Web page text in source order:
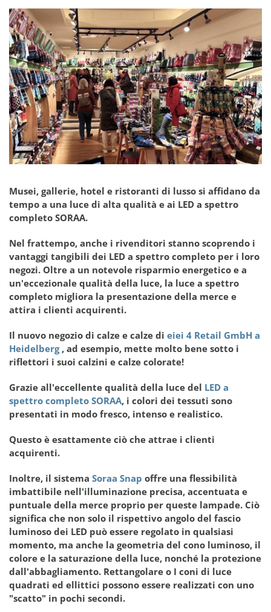
Musei, gallerie, hotel e ristoranti di lusso si affidano da
tempo a una luce di alta qualità e ai LED a spettro
completo SORAA.
Nel frattempo, anche i rivenditori stanno scoprendo i
vantaggi tangibili dei LED a spettro completo per i loro
negozi. Oltre a un notevole risparmio energetico e a
un'eccezionale qualità della luce, la luce a spettro
completo migliora la presentazione della merce e
attira i clienti acquirenti.
Il nuovo negozio di calze e calze di eiei 4 Retail GmbH a
Heidelberg, ad esempio, mette molto bene sotto i
riflettori i suoi calzini e calze colorate!
Grazie all'eccellente qualità della luce del LED a
spettro completo SORAA, i colori dei tessuti sono
presentati in modo fresco, intenso e realistico.
Questo è esattamente ciò che attrae i clienti
acquirenti.
Inoltre, il sistema Soraa Snap offre una flessibilità
imbattibile nell'illuminazione precisa, accentuata e
puntuale della merce proprio per queste lampade. Ciò
significa che non solo il rispettivo angolo del fascio
luminoso dei LED può essere regolato in qualsiasi
momento, ma anche la geometria del cono luminoso, il
colore e la saturazione della luce, nonché la protezione
dall'abbagliamento. Rettangolare o I coni di luce
quadrati ed ellittici possono essere realizzati con uno
"scatto" in pochi secondi.